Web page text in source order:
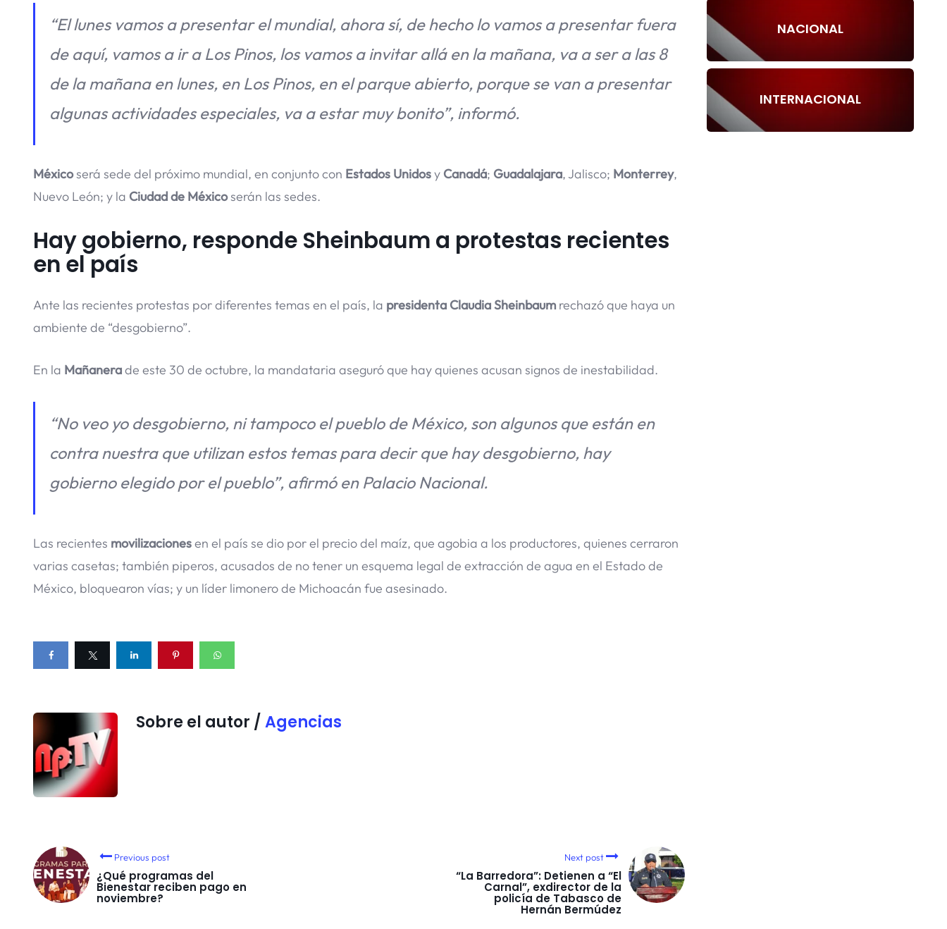
“El lunes vamos a presentar el mundial, ahora sí, de hecho lo vamos a presentar fuera
de aquí, vamos a ir a Los Pinos, los vamos a invitar allá en la mañana, va a ser a las 8
de la mañana en lunes, en Los Pinos, en el parque abierto, porque se van a presentar
algunas actividades especiales, va a estar muy bonito”, informó.
Méxicoserá sede del próximo mundial, en conjunto con Estados Unidosy Canadá; Guadalajara, Jalisco; Monterrey,
Nuevo León; y la Ciudad de Méxicoserán las sedes.
Hay gobierno, responde Sheinbaum a protestas recientes
en el país
Ante las recientes protestas por diferentes temas en el país, la presidenta Claudia Sheinbaum rechazó que haya un
ambiente de “desgobierno”.
En la Mañanerade este 30 de octubre, la mandataria aseguró que hay quienes acusan signos de inestabilidad.
“No veo yo desgobierno, ni tampoco el pueblo de México, son algunos que están en
contra nuestra que utilizan estos temas para decir que hay desgobierno, hay
gobierno elegido por el pueblo”, afirmó en Palacio Nacional.
Las recientes movilizacionesen el país se dio por el precio del maíz, que agobia a los productores, quienes cerraron
varias casetas; también piperos, acusados de no tener un esquema legal de extracción de agua en el Estado de
México, bloquearon vías; y un líder limonero de Michoacán fue asesinado.
Sobre el autor / Agencias
Previous post
¿Qué programas del
Bienestar reciben pago en
noviembre?
Next post
“La Barredora”: Detienen a “El
Carnal”, exdirector de la
policía de Tabasco de
Hernán Bermúdez
NACIONAL
INTERNACIONAL